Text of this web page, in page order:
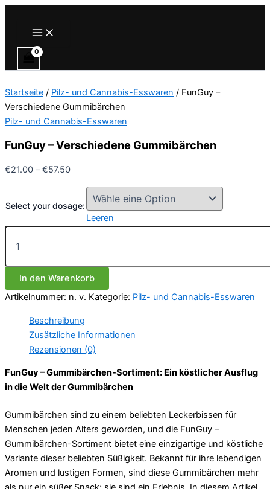
Main
Menu
Startseite / Pilz- und Cannabis-Esswaren / FunGuy –
Verschiedene Gummibärchen
Pilz- und Cannabis-Esswaren
FunGuy – Verschiedene Gummibärchen
€21.00 –€57.50Preisspanne:
€57.50
Select your dosage:
Leeren
FunGuy
Gummibärchen
MengeIn den Warenkorb
Artikelnummer: n. v. Kategorie: Pilz- und Cannabis-Esswaren
Beschreibung
Zusätzliche Informationen
Rezensionen (0)
FunGuy – Gummibärchen-Sortiment: Ein köstlicher Ausflug
in die Welt der Gummibärchen
Gummibärchen sind zu einem beliebten Leckerbissen für
Menschen jeden Alters geworden, und die FunGuy –
Gummibärchen-Sortiment bietet eine einzigartige und köstliche
Variante dieser beliebten Süßigkeit. Bekannt für ihre lebendigen
Aromen und lustigen Formen, sind diese Gummibärchen mehr